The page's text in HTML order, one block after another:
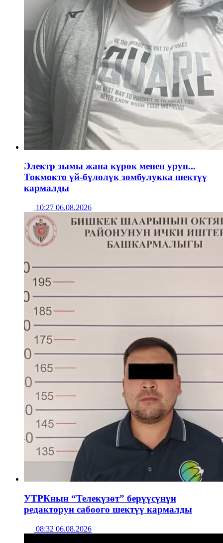
Электр зымы жана күрөк менен уруп...
Токмокто үй-бүлөлүк зомбулукка шектүү
кармалды
10:27 06.08.2026
УТРКнын “Телекүзөт” берүүсүнүн
редакторун сабоого шектүү кармалды
08:32 06.08.2026